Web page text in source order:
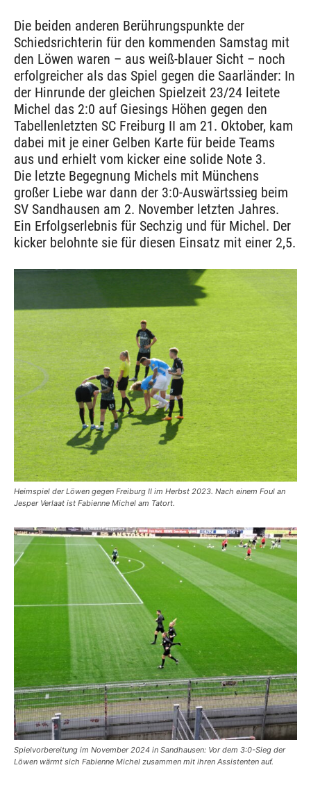
Die beiden anderen Berührungspunkte der
Schiedsrichterin für den kommenden Samstag mit
den Löwen waren – aus weiß-blauer Sicht – noch
erfolgreicher als das Spiel gegen die Saarländer: In
der Hinrunde der gleichen Spielzeit 23/24 leitete
Michel das 2:0 auf Giesings Höhen gegen den
Tabellenletzten SC Freiburg II am 21. Oktober, kam
dabei mit je einer Gelben Karte für beide Teams
aus und erhielt vom kicker eine solide Note 3.
Die letzte Begegnung Michels mit Münchens
großer Liebe war dann der 3:0-Auswärtssieg beim
SV Sandhausen am 2. November letzten Jahres.
Ein Erfolgserlebnis für Sechzig und für Michel. Der
kicker belohnte sie für diesen Einsatz mit einer 2,5.
Heimspiel der Löwen gegen Freiburg II im Herbst 2023. Nach einem Foul an
Jesper Verlaat ist Fabienne Michel am Tatort.
Spielvorbereitung im November 2024 in Sandhausen: Vor dem 3:0-Sieg der
Löwen wärmt sich Fabienne Michel zusammen mit ihren Assistenten auf.